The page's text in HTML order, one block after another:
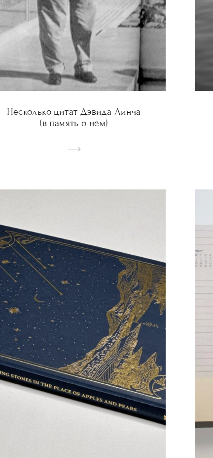
Несколько цитат Дэвида Линча
(в память о нём)